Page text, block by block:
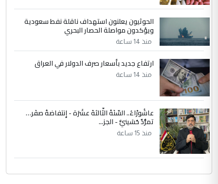
الحوثيون يعلنون استهداف ناقلة نفط سعودية
ويؤكدون مواصلة الحصار البحري
منذ 14 ساعة
ارتفاع جديد بأسعار صرف الدولار في العراق
منذ 14 ساعة
عاشُورْاءُ.. السّنَةُ الثّالثةَ عشَرَة - إِنتفاضةُ صفَر…
تمرُّدٌ حُسَينيٌّ - الجز...
منذ 15 ساعة